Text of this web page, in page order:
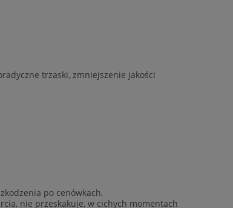
trzaski, zmniejszenie jakości
po cenówkach,
nie przeskakuje, w cichych momentach